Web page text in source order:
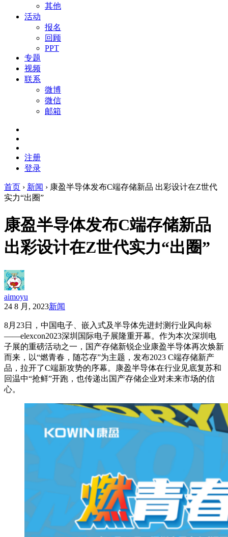
其他
活动
报名
回顾
PPT
专题
视频
联系
微博
微信
邮箱
注册
登录
首页 › 新闻 › 康盈半导体发布C端存储新品 出彩设计在Z世代
实力“出圈”
康盈半导体发布C端存储新品
出彩设计在Z世代实力“出圈”
aimoyu
24 8 月, 2023新闻
8月23日，中国电子、嵌入式及半导体先进封测行业风向标
——elexcon2023深圳国际电子展隆重开幕。作为本次深圳电
子展的重磅活动之一，国产存储新锐企业康盈半导体再次焕新
而来，以“燃青春，随芯存”为主题，发布2023 C端存储新产
品，拉开了C端新攻势的序幕。康盈半导体在行业见底复苏和
回温中“抢鲜”开跑，也传递出国产存储企业对未来市场的信
心。